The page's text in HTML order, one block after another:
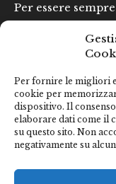
Per fornire le migliori
cookie per
dispositivo. Il
elaborare dati come il
su questo sito. Non
negativamente su
Per essere
Email*